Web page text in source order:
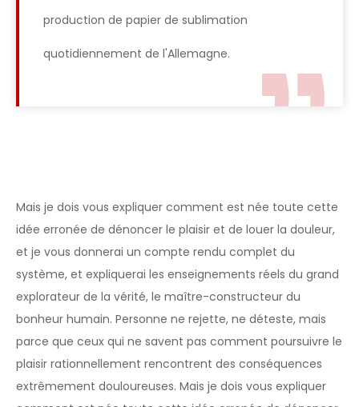
production de papier de sublimation
quotidiennement de l'Allemagne.
Mais je dois vous expliquer comment est née toute cette
idée erronée de dénoncer le plaisir et de louer la douleur,
et je vous donnerai un compte rendu complet du
système, et expliquerai les enseignements réels du grand
explorateur de la vérité, le maître-constructeur du
bonheur humain. Personne ne rejette, ne déteste, mais
parce que ceux qui ne savent pas comment poursuivre le
plaisir rationnellement rencontrent des conséquences
extrêmement douloureuses. Mais je dois vous expliquer